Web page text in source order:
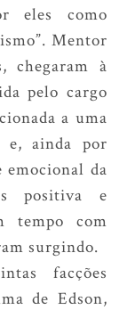
eles como
Mentor
chegaram à
pelo cargo
a uma
e, ainda por
da
positiva e
tempo com
surgindo.
facções
de Edson,